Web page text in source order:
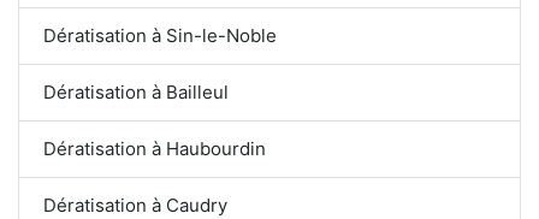
Dératisation à Sin-le-Noble
Dératisation à Bailleul
Dératisation à Haubourdin
Dératisation à Caudry